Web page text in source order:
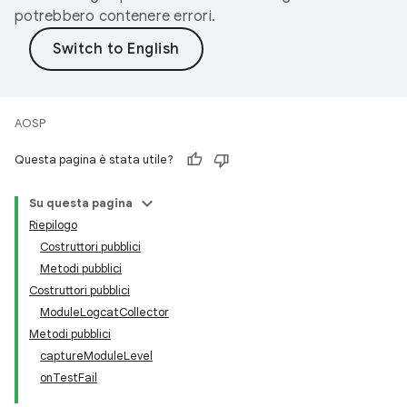
potrebbero contenere errori.
AOSP
Questa pagina è stata utile?
Su questa pagina
Riepilogo
Costruttori pubblici
Metodi pubblici
Costruttori pubblici
ModuleLogcatCollector
Metodi pubblici
captureModuleLevel
onTestFail